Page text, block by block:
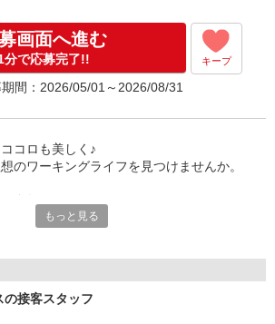
業時間（トータル） 22.00時間/月
3万5,000円
額支給◇昇給：有り◇賞与：有り
能手当◇◇運動施設マシン利用ＯＫ
画面へ進む
分で応募完了!! キープ
間：2026/05/01～2026/08/31
コロも美しく♪
のワーキングライフを見つけませんか。
・GWの休暇あり！
。
もっと見る
接客スタッフ